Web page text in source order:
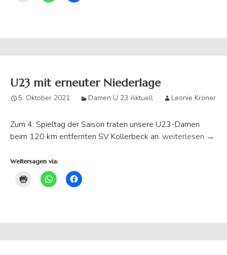
U23 mit erneuter Niederlage
5. Oktober 2021 Damen U 23 Aktuell Leonie Kröner
Zum 4. Spieltag der Saison traten unsere U23-Damen
beim 120 km entfernten SV Kollerbeck an. U23 mit erneuter
weiterlesen →
Weitersagen via: